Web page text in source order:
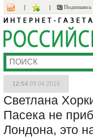
Подпишись
12:54 09.04.2016
Светлана
Пасека не
Лондона, это